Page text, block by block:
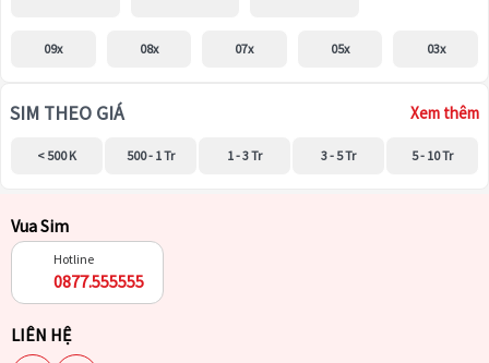
09x 08x 07x 05x 03x
SIM THEO GIÁ Xem thêm
< 500 K 500 - 1 Tr 1 - 3 Tr 3 - 5 Tr 5 - 10 Tr
Vua Sim
Hotline
0877.555555
LIÊN HỆ